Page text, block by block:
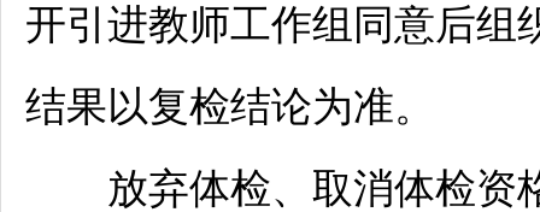
开引进教师工作组同意后组
结果以复检结论为准。
放弃体检、取消体检资